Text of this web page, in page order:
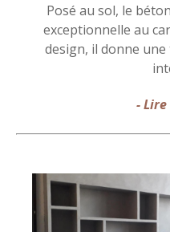
Posé au sol, le
exceptionnelle au
design, il donne
-